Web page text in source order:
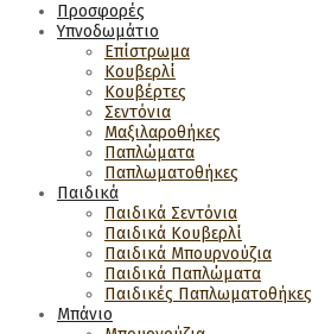
Προσφορές
Υπνοδωμάτιο
Επίστρωμα
Κουβερλί
Κουβέρτες
Σεντόνια
Μαξιλαροθήκες
Παπλώματα
Παπλωματοθήκες
Παιδικά
Παιδικά Σεντόνια
Παιδικά Κουβερλί
Παιδικά Μπουρνούζια
Παιδικά Παπλώματα
Παιδικές Παπλωματοθήκες
Μπάνιο